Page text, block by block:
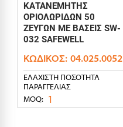
ΚΑΤΑΝΕΜΗΤΗΣ
ΟΡΙΟΛΩΡΙΔΩΝ 50
ΖΕΥΓΩΝ ΜΕ ΒΑΣΕΙΣ SW-
032 SAFEWELL
ΚΩΔΙΚΌΣ: 04.025.0052
ΕΛΆΧΙΣΤΗ ΠΟΣΌΤΗΤΑ
ΠΑΡΑΓΓΕΛΊΑΣ
MOQ: 1